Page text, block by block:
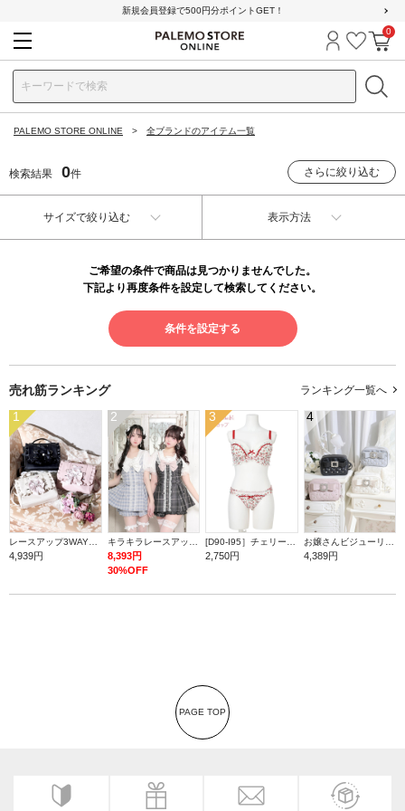
新規会員登録で500円分ポイントGET！
ログイン
お気に
カ
0
PALEMO STORE ONLINE 全ブランドのアイテム一覧
検索結果 0件 さらに絞り込む
サイズで絞り込む 表示方法
ご希望の条件で商品は見つかりませんでした。
下記より再度条件を設定して検索してください。
条件を設定する
売れ筋ランキング ランキング一覧へ
1
4,939円
2
8,393円
30%OFF
3
2,750円
4
4,389円
PAGE TOP